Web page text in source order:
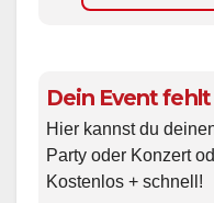
Dein Event
Hier kannst du
Party oder Konzert
Kostenlos + schnell!